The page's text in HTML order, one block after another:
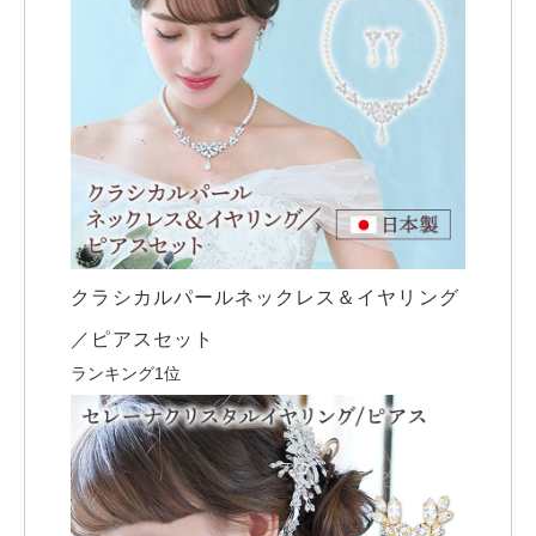
クラシカルパールネックレス＆イヤリング
／ピアスセット
ランキング1位